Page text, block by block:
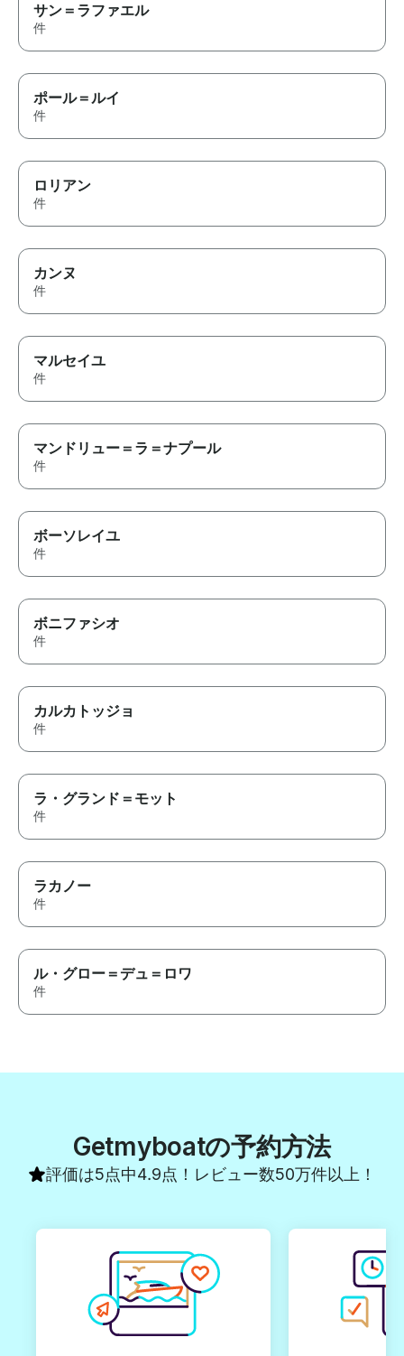
サン＝ラファエル
件
ポール＝ルイ
件
ロリアン
件
カンヌ
件
マルセイユ
件
マンドリュー＝ラ＝ナプール
件
ボーソレイユ
件
ボニファシオ
件
カルカトッジョ
件
ラ・グランド＝モット
件
ラカノー
件
ル・グロー＝デュ＝ロワ
件
Getmyboatの予約方法
評価は5点中4.9点！レビュー数50万件以上！